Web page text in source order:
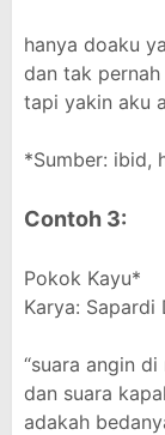
hanya doaku
dan tak
tapi yakin aku
*Sumber: ibid,
Contoh 3:
Pokok Kayu*
Karya: Sapardi
“suara angin
dan suara
adakah